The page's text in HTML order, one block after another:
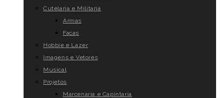
Cutelaria e Militaria
Armas
Facas
Hobbie e Lazer
Imagens e Vetores
Musical
Projetos
Marcenaria e Capintaria